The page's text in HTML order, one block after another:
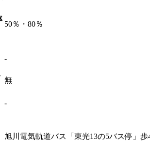
50％・80％
-
無
-
旭川電気軌道バス「東光13の5バス停」歩